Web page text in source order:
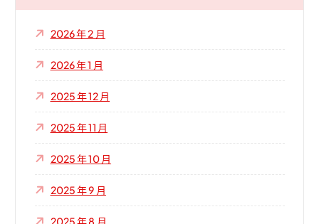
2026 年 2 月
2026 年 1 月
2025 年 12 月
2025 年 11 月
2025 年 10 月
2025 年 9 月
2025 年 8 月